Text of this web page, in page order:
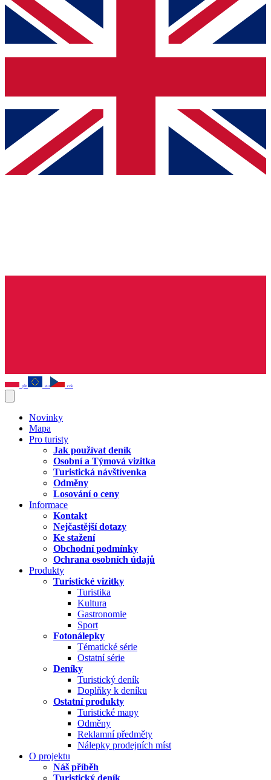
pln eur czk
Novinky
Mapa
Pro turisty
Jak používat deník
Osobní a Týmová vizitka
Turistická návštívenka
Odměny
Losování o ceny
Informace
Kontakt
Nejčastější dotazy
Ke stažení
Obchodní podmínky
Ochrana osobních údajů
Produkty
Turistické vizitky
Turistika
Kultura
Gastronomie
Sport
Fotonálepky
Tématické série
Ostatní série
Deníky
Turistický deník
Doplňky k deníku
Ostatní produkty
Turistické mapy
Odměny
Reklamní předměty
Nálepky prodejních míst
O projektu
Náš příběh
Turistický deník